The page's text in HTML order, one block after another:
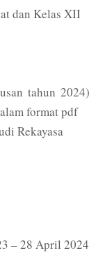
dan Kelas XII
tahun 2024)
format pdf
Rekayasa
– 28 April 2024